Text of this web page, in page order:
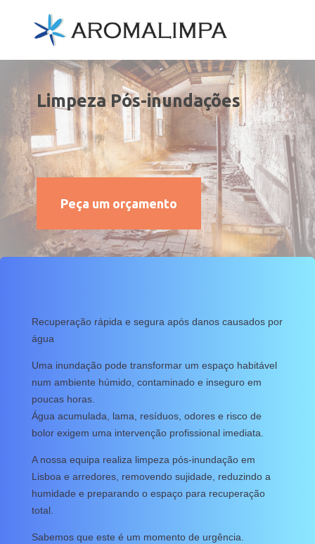
Limpeza Pós-inundações
Peça um orçamento
Recuperação rápida e segura após danos causados por
água
Uma inundação pode transformar um espaço habitável
num ambiente húmido, contaminado e inseguro em
poucas horas.
Água acumulada, lama, resíduos, odores e risco de
bolor exigem uma intervenção profissional imediata.
A nossa equipa realiza limpeza pós-inundação em
Lisboa e arredores, removendo sujidade, reduzindo a
humidade e preparando o espaço para recuperação
total.
Sabemos que este é um momento de urgência.